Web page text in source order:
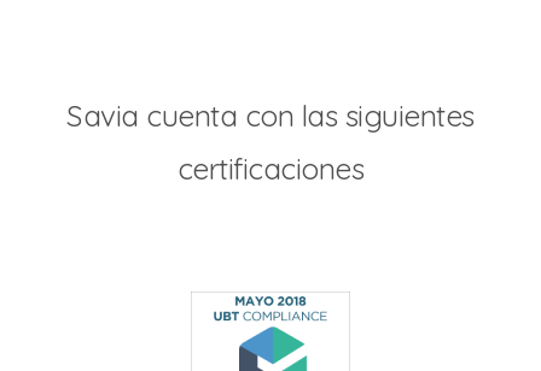
Savia cuenta con las siguientes
certificaciones